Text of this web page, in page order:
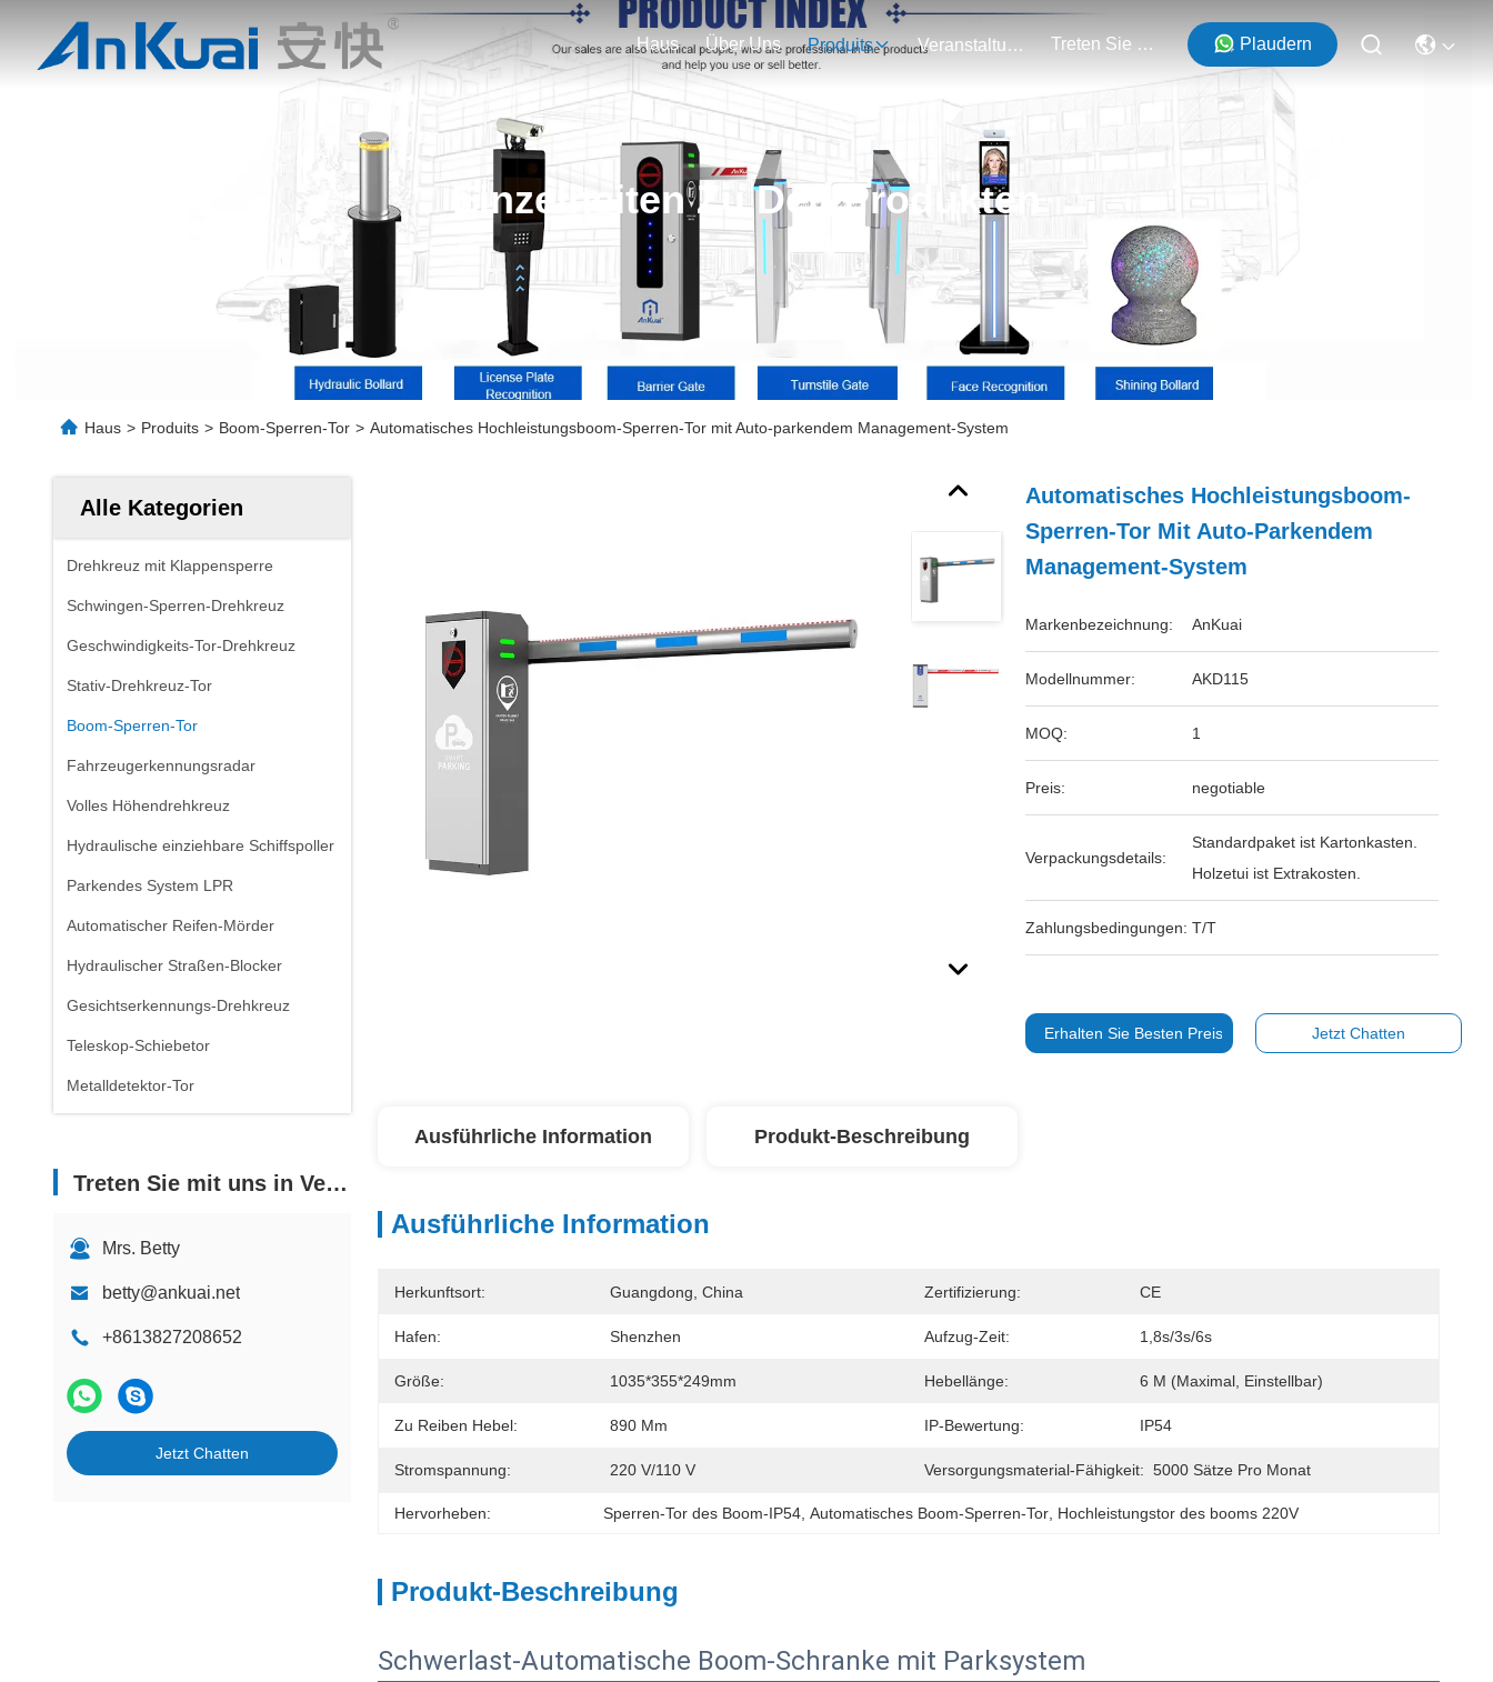
Haus Über Uns Produits Veranstaltungen Treten Sie Mit Uns In Verbindung Plaudern
Einzelheiten Zu Den Produkten
Haus > Produits > Boom-Sperren-Tor > Automatisches Hochleistungsboom-Sperren-Tor mit Auto-parkendem Management-System
Alle Kategorien
Drehkreuz mit Klappensperre
Schwingen-Sperren-Drehkreuz
Geschwindigkeits-Tor-Drehkreuz
Stativ-Drehkreuz-Tor
Boom-Sperren-Tor
Fahrzeugerkennungsradar
Volles Höhendrehkreuz
Hydraulische einziehbare Schiffspoller
Parkendes System LPR
Automatischer Reifen-Mörder
Hydraulischer Straßen-Blocker
Gesichtserkennungs-Drehkreuz
Teleskop-Schiebetor
Metalldetektor-Tor
Treten Sie mit uns in Verbindung
Mrs. Betty
betty@ankuai.net
+8613827208652
Jetzt Chatten
Automatisches Hochleistungsboom-
Sperren-Tor Mit Auto-Parkendem
Management-System
Markenbezeichnung: AnKuai
Modellnummer: AKD115
MOQ: 1
Preis: negotiable
Verpackungsdetails:
Standardpaket ist Kartonkasten.
Holzetui ist Extrakosten.
Zahlungsbedingungen: T/T
Erhalten Sie Besten Preis Jetzt Chatten
Ausführliche Information Produkt-Beschreibung
Ausführliche Information
Herkunftsort: Guangdong, China Zertifizierung: CE
Hafen: Shenzhen Aufzug-Zeit: 1,8s/3s/6s
Größe: 1035*355*249mm Hebellänge: 6 M (maximal, Einstellbar)
Zu Reiben Hebel: 890 Mm IP-Bewertung: IP54
Stromspannung: 220 V/110 V Versorgungsmaterial-Fähigkeit: 5000 Sätze Pro Monat
Hervorheben: Sperren-Tor des Boom-IP54 , Automatisches Boom-Sperren-Tor Hochleistungstor des booms 220V
Produkt-Beschreibung
Schwerlast-Automatische Boom-Schranke mit Parksystem